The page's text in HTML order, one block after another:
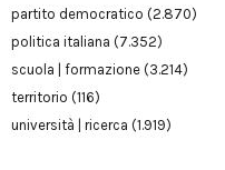
partito democratico (2.870)
politica italiana (7.352)
scuola | formazione (3.214)
territorio (116)
università | ricerca (1.919)